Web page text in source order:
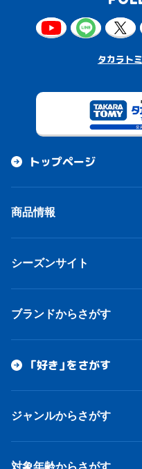
タカラト
トップページ
商品情報
シーズンサイト
ブランドからさがす
「好き」をさがす
ジャンルからさがす
対象年齢からさがす